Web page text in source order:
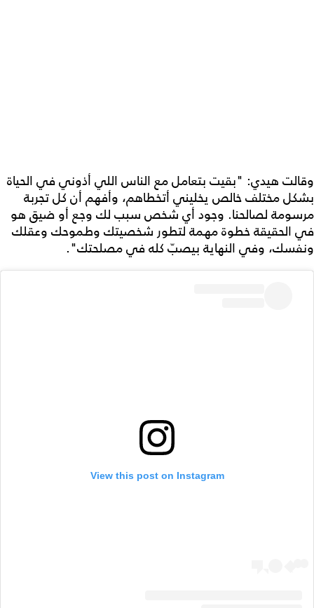
وقالت هيدي: "بقيت بتعامل مع الناس اللي أذوني في الحياة
بشكل مختلف خالص يخليني أتخطاهم، وأفهم أن كل تجربة
مرسومة لصالحنا. وجود أي شخص سبب لك وجع أو ضيق هو
في الحقيقة خطوة مهمة لتطور شخصيتك وطموحك وعقلك
ونفسك، وفي النهاية بيصبّ كله في مصلحتك".
View this post on Instagram